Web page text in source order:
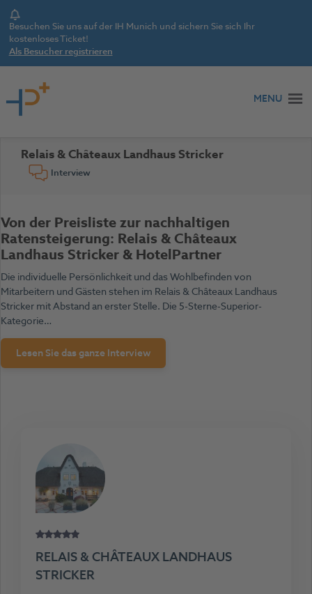
Notice
Besuchen Sie uns auf der IH Munich und sichern Sie sich Ihr
kostenloses Ticket!
Als Besucher registrieren
MENU
Relais & Châteaux Landhaus Stricker
Interview
Von der Preisliste zur nachhaltigen
Ratensteigerung: Relais & Châteaux
Landhaus Stricker & HotelPartner
Die individuelle Persönlichkeit und das Wohlbefinden von
Mitarbeitern und Gästen stehen im Relais & Châteaux Landhaus
Stricker mit Abstand an erster Stelle. Die 5-Sterne-Superior-
Kategorie…
Lesen Sie das ganze Interview
RELAIS & CHÂTEAUX LANDHAUS
STRICKER